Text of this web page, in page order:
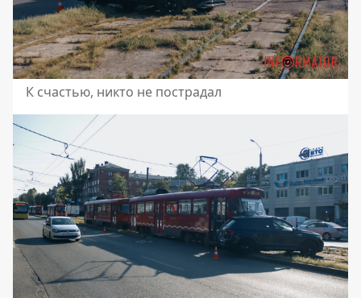
К счастью, никто не пострадал